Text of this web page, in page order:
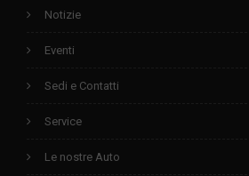
Notizie
Eventi
Sedi e Contatti
Service
Le nostre Auto